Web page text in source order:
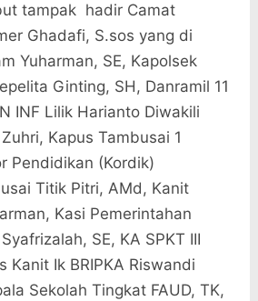
tampak hadir Camat
Ghadafi, S.sos yang di
Yuharman, SE, Kapolsek
Ginting, SH, Danramil 11
INF Lilik Harianto Diwakili
Kapus Tambusai 1
Pendidikan (Kordik)
Titik Pitri, AMd, Kanit
Kasi Pemerintahan
SE, KA SPKT III
Kanit Ik BRIPKA Riswandi
Sekolah Tingkat FAUD, TK,